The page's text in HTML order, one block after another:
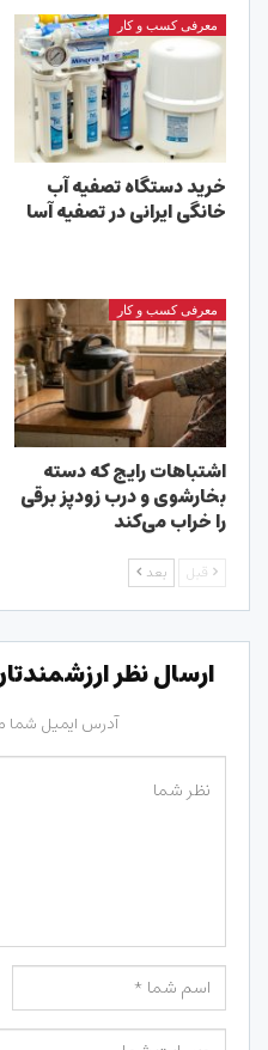
معرفی کسب و کار
خرید دستگاه تصفیه آب
خانگی ایرانی در تصفیه آسا
معرفی کسب و کار
اشتباهات رایج که دسته
بخارشوی و درب زودپز برقی
را خراب می‌کند
قبل بعد
ارسال نظر
آدرس ایمیل شما